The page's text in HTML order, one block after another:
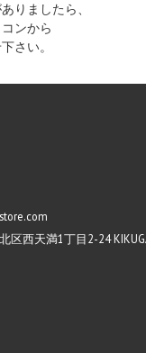
りましたら、
ンから
さい。
区西天満1丁目2-24